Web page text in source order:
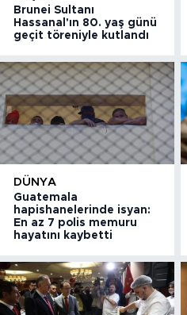
Brunei Sultanı
Hassanal'ın 80. yaş günü
geçit töreniyle kutlandı
DÜNYA
Guatemala
hapishanelerinde isyan:
En az 7 polis memuru
hayatını kaybetti